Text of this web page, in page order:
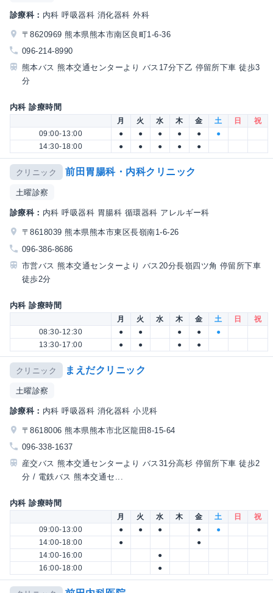
診療科： 内科 呼吸器科 消化器科 外科
〒8620969 熊本県熊本市南区良町1-6-36
096-214-8990
熊本バス 熊本交通センターより バス17分下乙 停留所下車 徒歩3
分
内科 診療時間
月 火 水 木 金 土 日
祝
09:00-13:00
● ● ● ● ●
●
14:30-18:00
● ● ● ● ●
クリニック 前田胃腸科・内科クリニック
土曜診察
診療科： 内科 呼吸器科 胃腸科 循環器科 アレルギー科
〒8618039 熊本県熊本市東区長嶺南1-6-26
096-386-8686
市営バス 熊本交通センターより バス20分長嶺四ツ角 停留所下車
徒歩2分
内科 診療時間
月 火 水 木 金 土 日
祝
08:30-12:30
● ● ● ●
●
13:30-17:00
● ● ● ●
クリニック まえだクリニック
土曜診察
診療科： 内科 呼吸器科 消化器科 小児科
〒8618006 熊本県熊本市北区龍田8-15-64
096-338-1637
産交バス 熊本交通センターより バス31分高杉 停留所下車 徒歩2
分 / 電鉄バス 熊本交通セ...
内科 診療時間
月 火 水 木 金 土 日
祝
09:00-13:00
● ● ● ●
●
14:00-18:00
●
●
14:00-16:00
●
16:00-18:00
●